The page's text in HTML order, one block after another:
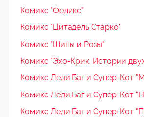
Комикс "Феликс"
Комикс "Цитадель Старко"
Комикс "Шипы и Розы"
Комикс "Эхо-Крик. Истории
Комикс Леди Баг и Супер-Кот
Комикс Леди Баг и Супер-Кот
Комикс Леди Баг и Супер-Кот